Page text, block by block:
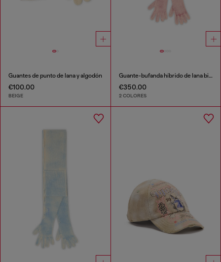
Guantes de punto de lana y algodón
€100.00
BEIGE
Guante-bufanda híbrido de lana bicolor
€350.00
2 COLORES